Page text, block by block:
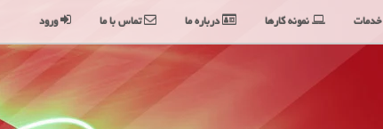
خدمات نمونه کارها درباره ما تماس با ما ورود